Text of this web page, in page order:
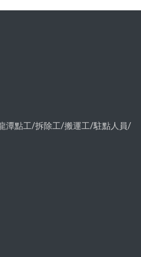
潭點工/拆除工/搬運工/駐點人員/